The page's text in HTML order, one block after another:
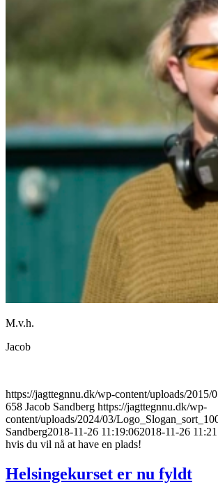
M.v.h.
Jacob
https://jagttegnnu.dk/wp-content/uploads/2015/
658 Jacob Sandberg https://jagttegnnu.dk/wp-
content/uploads/2024/03/
Sandberg2018-11-26 11:19:062018-11-26
hvis du vil nå at have en plads!
Helsingekurset er nu fyldt